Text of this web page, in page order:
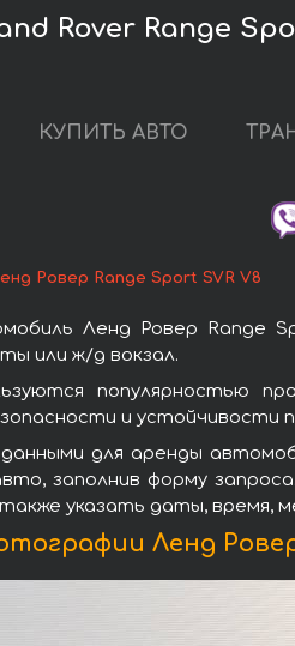
Rover Range
КУПИТЬ АВТО
Ровер Range Sport SVR V8
Ленд Ровер Range
или ж/д вокзал.
популярностью
и устойчивости
для аренды
заполнив форму
указать даты, время,
Ленд Ровер